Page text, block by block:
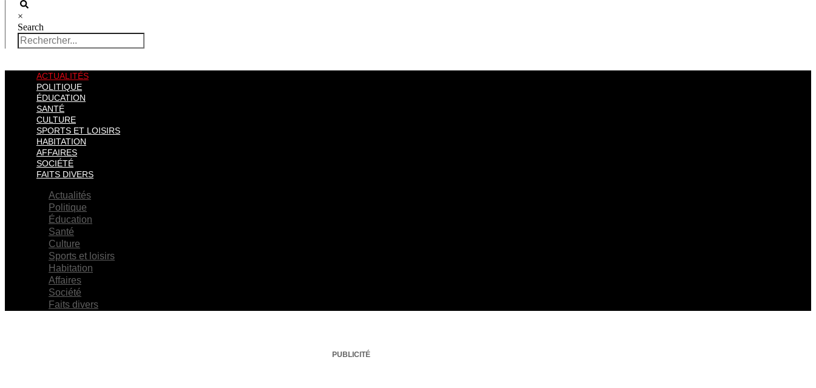
×
Search
ACTUALITÉS
POLITIQUE
ÉDUCATION
SANTÉ
CULTURE
SPORTS ET LOISIRS
HABITATION
AFFAIRES
SOCIÉTÉ
FAITS DIVERS
Actualités
Politique
Éducation
Santé
Culture
Sports et loisirs
Habitation
Affaires
Société
Faits divers
PUBLICITÉ